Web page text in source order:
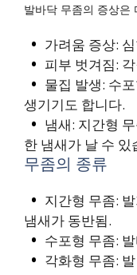
발바닥 무좀의 증상은
가려움 증상:
피부 벗겨짐:
물집 발생: 수
생기기도 합니다.
냄새: 지간형
한 냄새가 날 수 있
무좀의 종류
지간형 무좀:
냄새가 동반됨.
수포형 무좀:
각화형 무좀: